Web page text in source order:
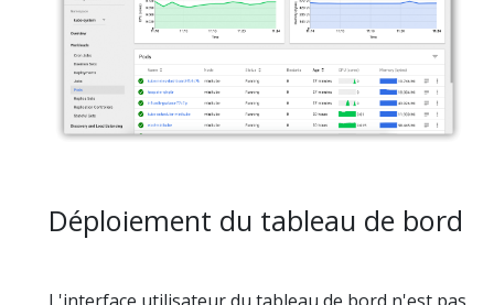
Déploiement du tableau de bord